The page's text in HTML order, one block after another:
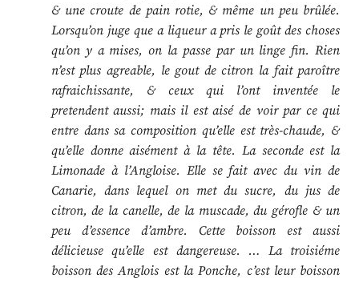
& une croute de pain rotie, & même un peu brûlée.
Lorsqu’on juge que a liqueur a pris le goût des choses
qu’on y a mises, on la passe par un linge fin. Rien
n’est plus agreable, le gout de citron la fait paroître
rafraichissante, & ceux qui l’ont inventée le
pretendent aussi; mais il est aisé de voir par ce qui
entre dans sa composition qu’elle est très-chaude, &
qu’elle donne aisément à la tête. La seconde est la
Limonade à l’Angloise. Elle se fait avec du vin de
Canarie, dans lequel on met du sucre, du jus de
citron, de la canelle, de la muscade, du gérofle & un
peu d’essence d’ambre. Cette boisson est aussi
délicieuse qu’elle est dangereuse. … La troisiéme
boisson des Anglois est la Ponche, c’est leur boisson